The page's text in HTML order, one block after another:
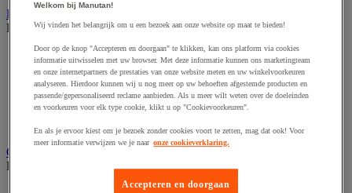
Elektrische toebehoren en verlichting
Bekijk de hele productgroep
Accessoires voor elektrisch schakelpaneel
Batterij, oplader en kabel
Elektrische kabel
Elektrische uitrusting
Verlengsnoer, stekkerdoos en kapelhaspel
Wandcontactdoos en schakelaar
Gereedschap opbergen
Bekijk de hele productgroep
Welkom bij Manutan!
Wij vinden het belangrijk om u een bezoek aan onze website op maat te bieden!
Door op de knop "Accepteren en doorgaan" te klikken, kan ons platform via cookies
informatie uitwisselen met uw browser. Met deze informatie kunnen ons marketingteam
en onze internetpartners de prestaties van onze website meten en uw winkelvoorkeuren
analyseren. Hierdoor kunnen wij u nog meer op uw behoeften afgestemde producten en
passende/gepersonaliseerd reclame aanbieden. Als u meer wilt weten over de doeleinden
en voorkeuren voor elk type cookie, klikt u op "Cookievoorkeuren".
En als je ervoor kiest om je bezoek zonder cookies voort te zetten, mag dat ook! Voor
meer informatie verwijzen we je naar onze cookieverklaring.
Accepteren en doorgaan